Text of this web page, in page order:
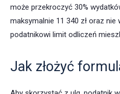
może przekroczyć 30%
maksymalnie 11 340 zł oraz nie
podatnikowi limit odliczeń
Jak złożyć